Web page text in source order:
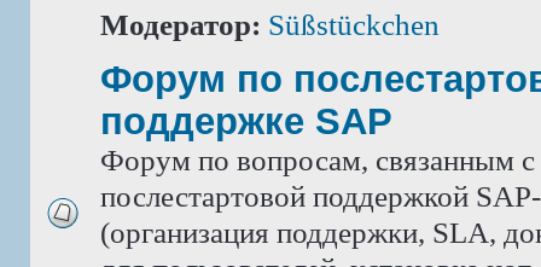
Модератор: Süßstückchen
Форум по
поддержке SAP
Форум по вопросам, связанным с
послестартовой поддержкой
(организация поддержки, SLA,